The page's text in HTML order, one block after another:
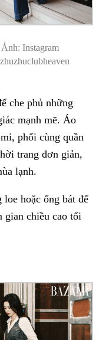
Ảnh: Instagram
che phủ những
mạnh mẽ. Áo
phối cùng quần
trang đơn giản,
lạnh.
hoặc ống bát để
gian chiều cao tối